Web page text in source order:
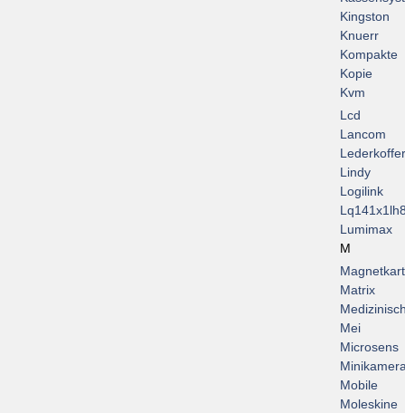
Kingston
Knuerr
Kompakte
Kopie
Kvm
Lcd
Lancom
Lederkoffer
Lindy
Logilink
Lumimax
M
Matrix
Mei
Microsens
Mobile
Moleskine